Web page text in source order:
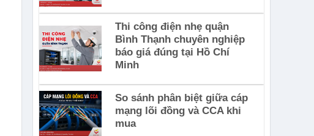
Thi công điện nhẹ quận
Bình Thạnh chuyên nghiệp
báo giá đúng tại Hồ Chí
Minh
So sánh phân biệt giữa cáp
mạng lõi đồng và CCA khi
mua